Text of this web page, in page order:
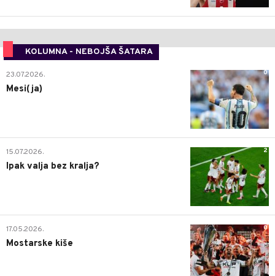
KOLUMNA - NEBOJŠA ŠATARA
0
23.07.2026.
Mesi(ja)
2
15.07.2026.
Ipak valja bez kralja?
0
17.05.2026.
Mostarske kiše